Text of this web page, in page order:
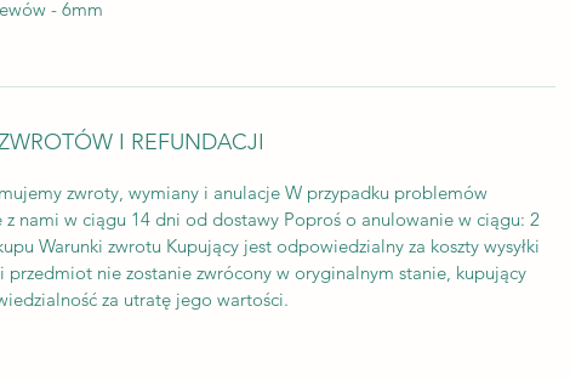
- 6mm
I REFUNDACJI
zwroty, wymiany i anulacje W przypadku problemów
z nami w ciągu 14 dni od dostawy Poproś o anulowanie w ciągu: 2
Warunki zwrotu Kupujący jest odpowiedzialny za koszty wysyłki
przedmiot nie zostanie zwrócony w oryginalnym stanie, kupujący
za utratę jego wartości.